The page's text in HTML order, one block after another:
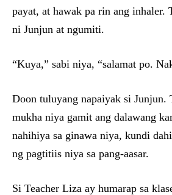
payat, at hawak pa rin ang inhaler.
ni Junjun at ngumiti.
“Kuya,” sabi niya, “salamat po.
Doon tuluyang napaiyak si Junjun.
mukha niya gamit ang dalawang
nahihiya sa ginawa niya, kundi
ng pagtitiis niya sa pang-aasar.
Si Teacher Liza ay humarap sa